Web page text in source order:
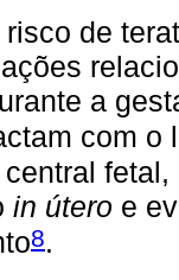
de
a
com o
in útero e
8.